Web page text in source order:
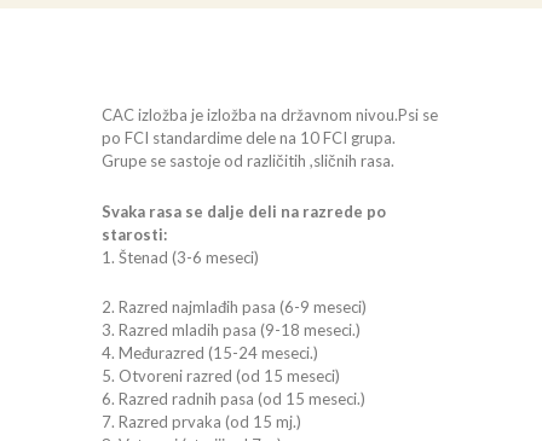
CAC izložba je izložba na državnom nivou.Psi se
po FCI standardime dele na 10 FCI grupa.
Grupe se sastoje od različitih ,sličnih rasa.
Svaka rasa se dalje deli na razrede po
starosti:
1. Štenad (3-6 meseci)
2. Razred najmlađih pasa (6-9 meseci)
3. Razred mladih pasa (9-18 meseci.)
4. Međurazred (15-24 meseci.)
5. Otvoreni razred (od 15 meseci)
6. Razred radnih pasa (od 15 meseci.)
7. Razred prvaka (od 15 mj.)